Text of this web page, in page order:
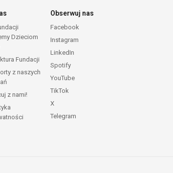
Dzieciom
Fundacji
z naszych
z nami!
Obserwuj nas
Facebook
Instagram
LinkedIn
Spotify
YouTube
TikTok
X
Telegram